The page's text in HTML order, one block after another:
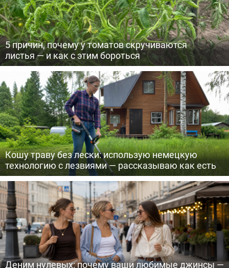
5 причин, почему у томатов скручиваются
листья — и как с этим бороться
Кошу траву без лески: использую немецкую
технологию с лезвиями — рассказываю как есть
Деним нулевых: почему ваши любимые джинсы —